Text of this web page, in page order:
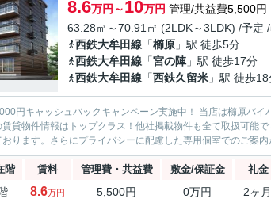
8.6万円～10万円 管理/共益費5,500円
63.28㎡～70.91㎡ (2LDK～3LDK) /予定
西鉄大牟田線 「櫛原 」駅 徒歩5分
西鉄大牟田線 「宮の陣」駅 徒歩17分
西鉄大牟田線 「西鉄久留米 」駅 徒歩
円キャッシュバックキャンペーン実施中！ 当店は櫛原バ
貸物件情報はトップクラス！他社掲載物件も全て取扱可能
ります。さらにプライバシーに配慮した専用個室でのご案
階 賃料 管理費・共益費 敷金/保証金 礼金
8.6万円 5,500円 0万円 2ヶ月